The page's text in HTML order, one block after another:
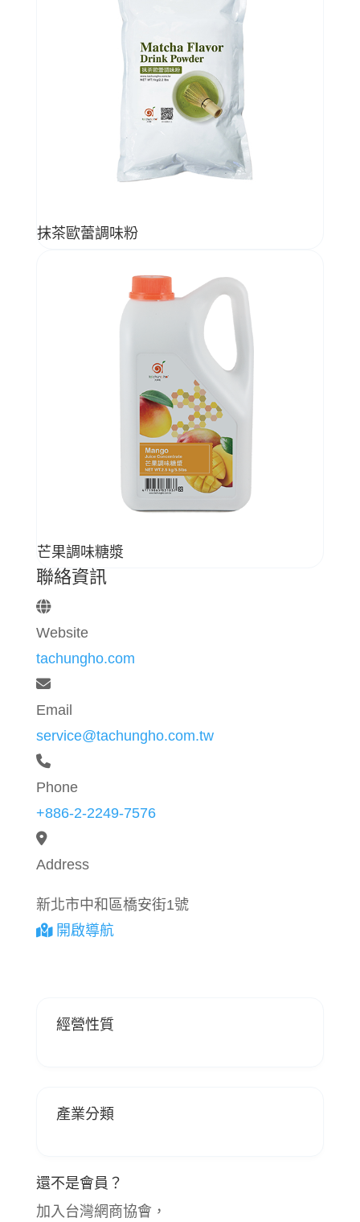
抹茶歐蕾調味粉
芒果調味糖漿
聯絡資訊
Website
tachungho.com
Email
service@tachungho.com.tw
Phone
+886-2-2249-7576
Address
新北市中和區橋安街1號
開啟導航
經營性質
產業分類
還不是會員？
加入台灣網商協會，